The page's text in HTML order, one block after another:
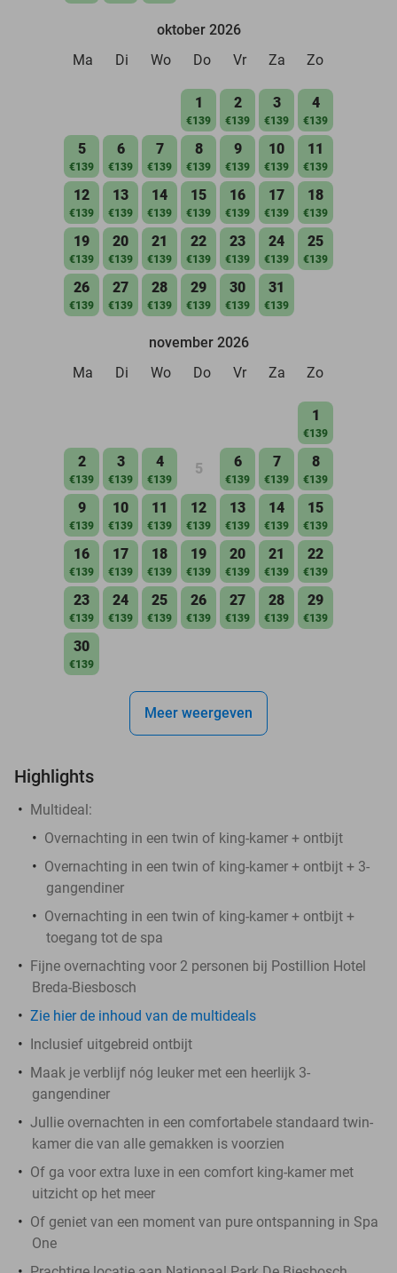
oktober 2026
Ma
Di Wo Do Vr Za Zo
1
€139
2
€139
3
€139
4
€139
5
€139
6
€139
7
€139
8
€139
9
€139
10
€139
11
€139
12
€139
13
€139
14
€139
15
€139
16
€139
17
€139
18
€139
19
€139
20
€139
21
€139
22
€139
23
€139
24
€139
25
€139
26
€139
27
€139
28
€139
29
€139
30
€139
31
€139
november 2026
Ma
Di Wo Do Vr Za Zo
1
€139
2
€139
3
€139
4
€139
5 6
€139
7
€139
8
€139
9
€139
10
€139
11
€139
12
€139
13
€139
14
€139
15
€139
16
€139
17
€139
18
€139
19
€139
20
€139
21
€139
22
€139
23
€139
24
€139
25
€139
26
€139
27
€139
28
€139
29
€139
30
€139
Meer weergeven
Highlights
Multideal:
Overnachting in een twin of king-kamer + ontbijt
Overnachting in een twin of king-kamer + ontbijt + 3-
gangendiner
Overnachting in een twin of king-kamer + ontbijt +
toegang tot de spa
Fijne overnachting voor 2 personen bij Postillion Hotel
Breda-Biesbosch
Zie hier de inhoud van de multideals
Inclusief uitgebreid ontbijt
Maak je verblijf nóg leuker met een heerlijk 3-
gangendiner
Jullie overnachten in een comfortabele standaard twin-
kamer die van alle gemakken is voorzien
Of ga voor extra luxe in een comfort king-kamer met
uitzicht op het meer
Of geniet van een moment van pure ontspanning in Spa
One